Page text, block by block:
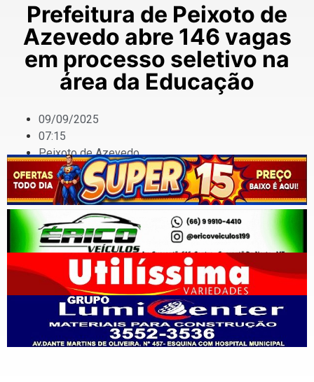
Prefeitura de Peixoto de
Azevedo abre 146 vagas
em processo seletivo na
área da Educação
09/09/2025
07:15
Peixoto de Azevedo